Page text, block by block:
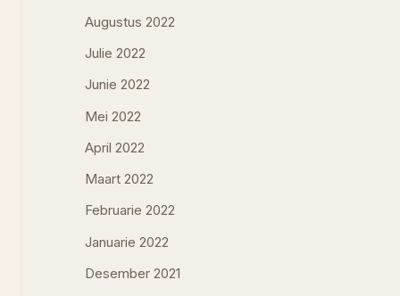
Augustus 2022
Julie 2022
Junie 2022
Mei 2022
April 2022
Maart 2022
Februarie 2022
Januarie 2022
Desember 2021